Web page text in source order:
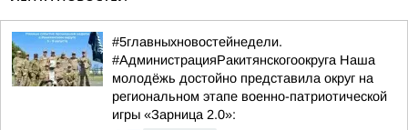
#5главныхновостейнедели.
#АдминистрацияРакитянскогоокруга Наша
молодёжь достойно представила округ на
региональном этапе военно-патриотической
игры «Зарница 2.0»: